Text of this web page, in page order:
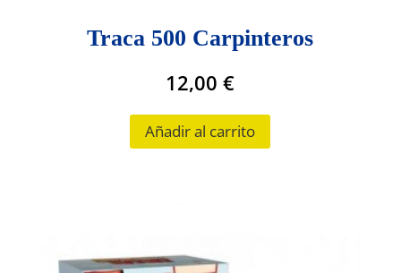
Traca 500 Carpinteros
12,00€
Añadir al carrito